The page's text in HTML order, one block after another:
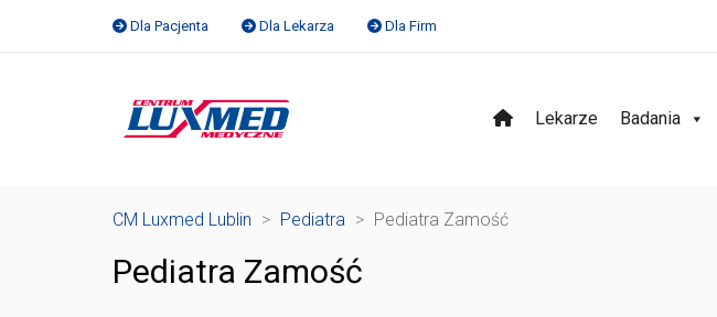
Dla Pacjenta Dla Lekarza Dla Firm
Lekarze Badania
CM Luxmed Lublin > Pediatra > Pediatra Zamość
Pediatra Zamość